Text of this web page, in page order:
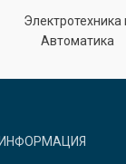
Электротехника
Автоматика